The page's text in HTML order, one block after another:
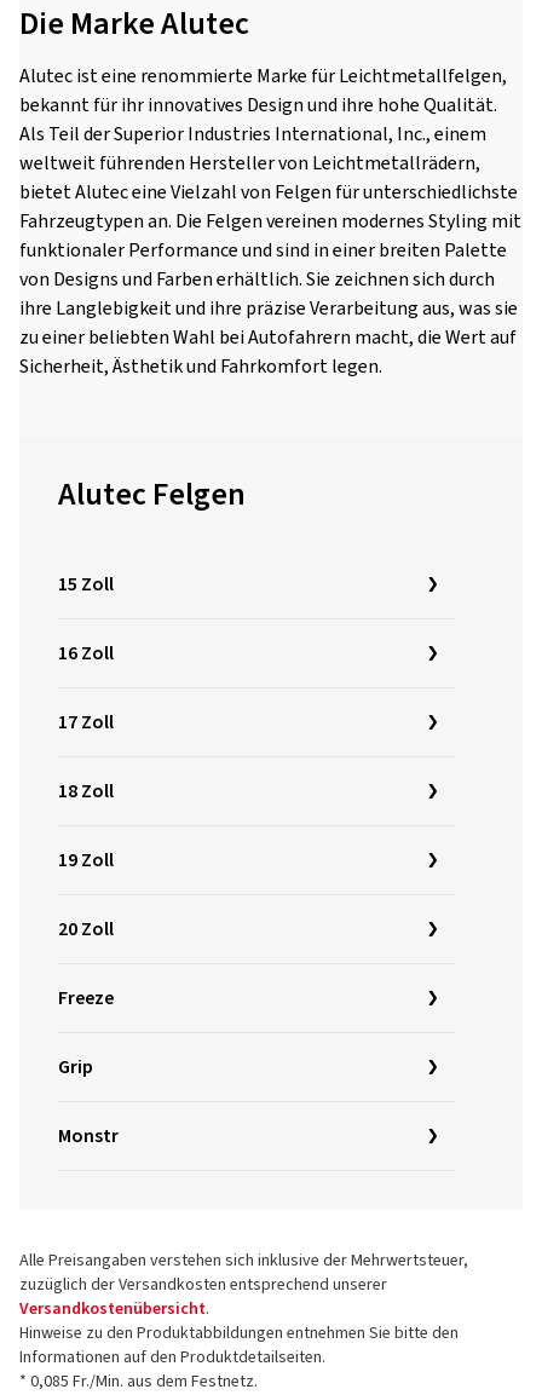
Die Marke Alutec
Alutec ist eine renommierte Marke für Leichtmetallfelgen,
bekannt für ihr innovatives Design und ihre hohe Qualität.
Als Teil der Superior Industries International, Inc., einem
weltweit führenden Hersteller von Leichtmetallrädern,
bietet Alutec eine Vielzahl von Felgen für unterschiedlichste
Fahrzeugtypen an. Die Felgen vereinen modernes Styling mit
funktionaler Performance und sind in einer breiten Palette
von Designs und Farben erhältlich. Sie zeichnen sich durch
ihre Langlebigkeit und ihre präzise Verarbeitung aus, was sie
zu einer beliebten Wahl bei Autofahrern macht, die Wert auf
Sicherheit, Ästhetik und Fahrkomfort legen.
Alutec Felgen
15 Zoll
16 Zoll
17 Zoll
18 Zoll
19 Zoll
20 Zoll
Freeze
Grip
Monstr
Alle Preisangaben verstehen sich inklusive der Mehrwertsteuer,
zuzüglich der Versandkosten entsprechend unserer
Versandkostenübersicht.
Hinweise zu den Produktabbildungen entnehmen Sie bitte den
Informationen auf den Produktdetailseiten.
* 0,085 Fr./Min. aus dem Festnetz.